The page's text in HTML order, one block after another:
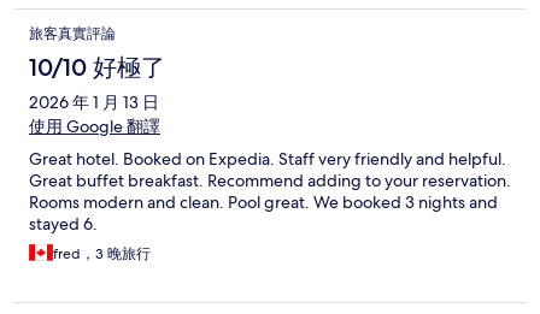
旅客真實評論
10/10 好極了
2026 年 1 月 13 日
使用 Google 翻譯
Great hotel. Booked on Expedia. Staff very friendly and helpful.
Great buffet breakfast. Recommend adding to your reservation.
Rooms modern and clean. Pool great. We booked 3 nights and
stayed 6.
fred，3 晚旅行